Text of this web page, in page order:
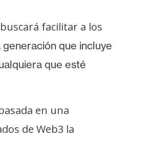
facilitar a los
generación que incluye
que esté
en una
de Web3 la